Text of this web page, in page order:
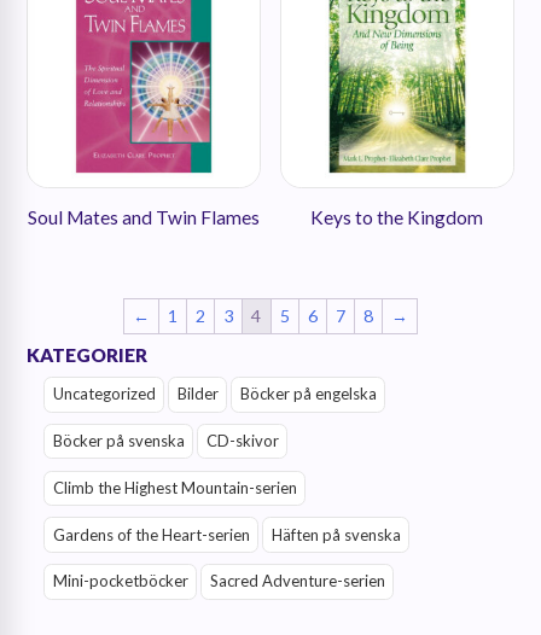
KATEGORIER
Uncategorized Bilder Böcker på engelska
Böcker på svenska CD-skivor
Climb the Highest Mountain-serien
Gardens of the Heart-serien Häften på svenska
Mini-pocketböcker Sacred Adventure-serien
Soul Mates and Twin Flames Keys to the Kingdom
← 1 2 3 4 5 6 7 8 →